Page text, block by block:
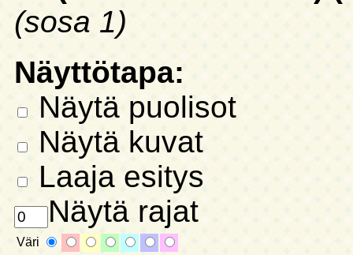
(sosa 1)
Näyttötapa:
Näytä puolisot
Näytä kuvat
Laaja esitys
Näytä rajat
Väri